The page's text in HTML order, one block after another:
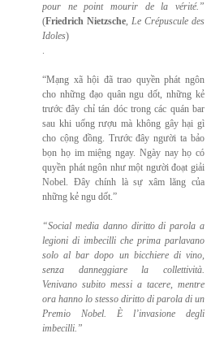
pour ne point mourir de la vérité.”
(Friedrich Nietzsche, Le Crépuscule des
Idoles)
.
“Mạng xã hội đã trao quyền phát ngôn
cho những đạo quân ngu dốt, những kẻ
trước đây chỉ tán dóc trong các quán bar
sau khi uống rượu mà không gây hại gì
cho cộng đồng. Trước đây người ta bảo
bọn họ im miệng ngay. Ngày nay họ có
quyền phát ngôn như một người đoạt giải
Nobel. Đây chính là sự xâm lăng của
những kẻ ngu dốt.”
“Social media danno diritto di parola a
legioni di imbecilli che prima parlavano
solo albar dopo un bicchiere di vino,
senza danneggiare la collettività.
Venivano subito messi a tacere, mentre
ora hanno lo stesso diritto di parola di un
Premio Nobel. È l’invasione degli
imbecilli.”